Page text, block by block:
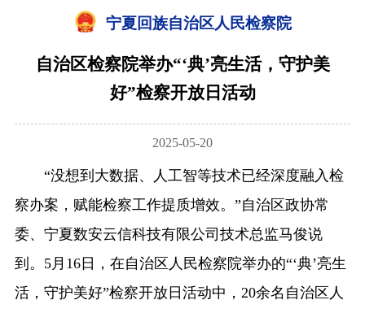
宁夏回族自治区人民检察院
自治区检察院举办“‘典’亮生活，守护美
好”检察开放日活动
2025-05-20
“没想到大数据、人工智等技术已经深度融入检
察办案，赋能检察工作提质增效。”自治区政协常
委、宁夏数安云信科技有限公司技术总监马俊说
到。5月16日，在自治区人民检察院举办的“‘典’亮生
活，守护美好”检察开放日活动中，20余名自治区人